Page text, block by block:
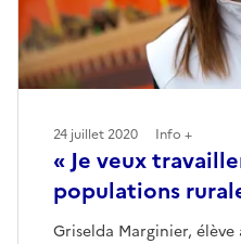
« Je veux
populations
Griselda Marginier,
24 juillet 2020 Info +